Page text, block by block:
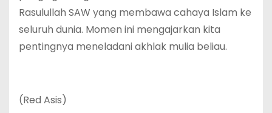
Rasulullah SAW yang membawa cahaya Islam ke
seluruh dunia. Momen ini mengajarkan kita
pentingnya meneladani akhlak mulia beliau.
(Red Asis)